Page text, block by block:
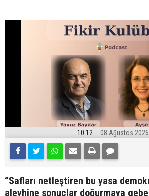
10:12 08 Ağustos 2026
“Safları netleştiren bu yasa
aleyhine sonuçlar doğurmaya